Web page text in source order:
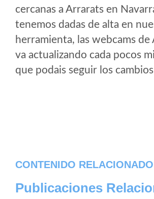
cercanas a Arrarats en
tenemos dadas de alta en
herramienta, las webcams de
va actualizando cada pocos
que podais seguir los
CONTENIDO
Publicaciones